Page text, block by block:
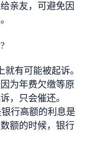
亲友，可避免因
有可能被起诉。
为年费欠缴等原
，只会催还。
行高额的利息是
额的时候，银行